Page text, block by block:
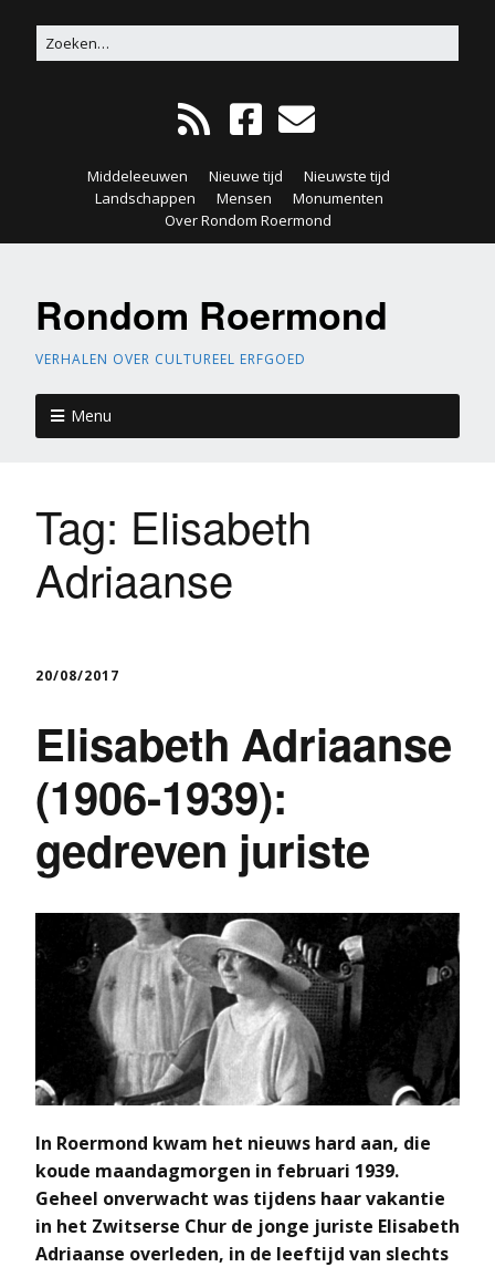
Middeleeuwen Nieuwe tijd
Nieuwste tijd
Landschappen
Mensen
Monumenten
Over Rondom Roermond
Rondom Roermond
VERHALEN OVER CULTUREEL ERFGOED
Menu
Tag: Elisabeth
Adriaanse
20/08/2017
Elisabeth Adriaanse
(1906-1939):
gedreven juriste
In Roermond kwam het nieuws hard aan, die
koude maandagmorgen in februari 1939.
Geheel onverwacht was tijdens haar vakantie
in het Zwitserse Chur de jonge juriste Elisabeth
Adriaanse overleden, in de leeftijd van slechts